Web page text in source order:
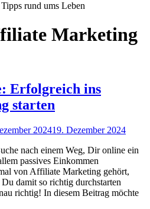
rund ums Leben
Marketing
Erfolgreich ins
starten
202419. Dezember 2024
nach einem Weg, Dir online ein
passives Einkommen
von Affiliate Marketing gehört,
damit so richtig durchstarten
richtig! In diesem Beitrag möchte